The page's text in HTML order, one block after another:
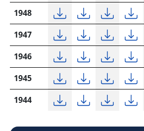
1948
1947
1946
1945
1944